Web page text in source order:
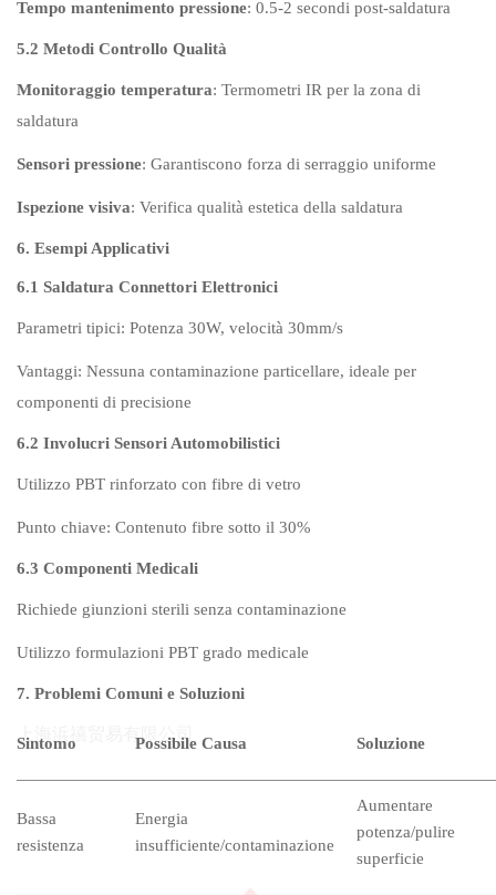
Tempo mantenimento pressione: 0.5-2 secondi post-saldatura
5.2 Metodi Controllo Qualità
Monitoraggio temperatura: Termometri IR per la zona di
saldatura
Sensori pressione: Garantiscono forza di serraggio uniforme
Ispezione visiva: Verifica qualità estetica della saldatura
6. Esempi Applicativi
6.1 Saldatura Connettori Elettronici
Parametri tipici: Potenza 30W, velocità 30mm/s
Vantaggi: Nessuna contaminazione particellare, ideale per
componenti di precisione
6.2 Involucri Sensori Automobilistici
Utilizzo PBT rinforzato con fibre di vetro
Punto chiave: Contenuto fibre sotto il 30%
6.3 Componenti Medicali
Richiede giunzioni sterili senza contaminazione
Utilizzo formulazioni PBT grado medicale
7. Problemi Comuni e Soluzioni
Sintomo Possibile Causa Soluzione
Bassa
resistenza
Energia
insufficiente/contaminazione
Aumentare
potenza/pulire
superficie